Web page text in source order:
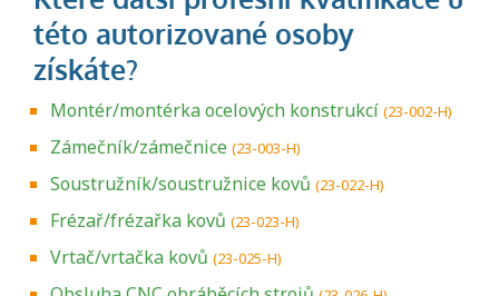
Montér/montérka ocelových konstrukcí (23-002-H)
Zámečník/zámečnice (23-003-H)
Soustružník/soustružnice kovů (23-022-H)
Frézař/frézařka kovů (23-023-H)
Vrtač/vrtačka kovů (23-025-H)